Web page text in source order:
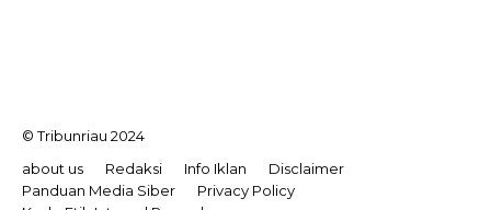
© Tribunriau 2024
about us
Redaksi Info Iklan
Disclaimer
Panduan Media Siber
Privacy Policy